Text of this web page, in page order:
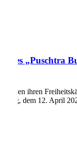
des „Puschtra
haben ihren
dem 12. April